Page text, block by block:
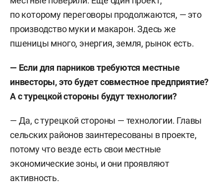
по которому переговоры продолжаются, — это
производство муки и макарон. Здесь же
пшеницы много, энергия, земля, рынок есть.
— Если для парников требуются местные
инвесторы, это будет совместное предприятие?
А с турецкой стороны будут технологии?
— Да, с турецкой стороны — технологии. Главы
сельских районов заинтересованы в проекте,
потому что везде есть свои местные
экономические зоны, и они проявляют
активность.